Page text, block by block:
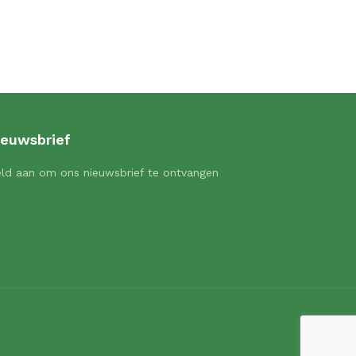
aan om ons nieuwsbrief te ontvangen